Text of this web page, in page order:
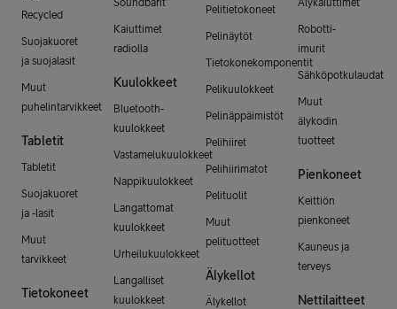
Recycled
Suojakuoret
ja suojalasit
Muut
puhelintarvikkeet
Tabletit
Tabletit
Suojakuoret
ja -lasit
Muut
tarvikkeet
Tietokoneet
Kaiuttimet
radiolla
Kuulokkeet
Bluetooth-
kuulokkeet
Vastamelukuulokkeet
Nappikuulokkeet
Langattomat
kuulokkeet
Urheilukuulokkeet
Langalliset
kuulokkeet
Pelitietokoneet
Pelinäytöt
Tietokonekomponentit
Pelikuulokkeet
Pelinäppäimistöt
Pelihiiret
Pelihiirimatot
Pelituolit
Muut
pelituotteet
Älykellot
Älykellot
Robotti-
imurit
Sähköpotkulaudat
Muut
älykodin
tuotteet
Pienkoneet
Keittiön
pienkoneet
Kauneus ja
terveys
Nettilaitteet